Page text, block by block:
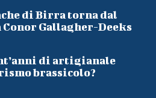
di Birra torna dal
Gallagher-Deeks
di artigianale
brassicolo?